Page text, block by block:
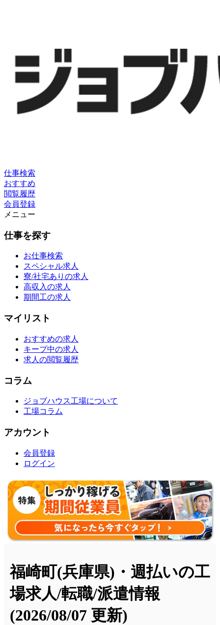
仕事検索
おすすめ
閲覧履歴
会員登録
メニュー
仕事を探す
お仕事検索
スペシャル求人
寮/社宅ありの求人
高収入の求人
期間工の求人
マイリスト
おすすめの求人
キープ中の求人
求人の閲覧履歴
コラム
ジョブハウス工場について
工場コラム
アカウント
会員登録
ログイン
福崎町(兵庫県)・週払いの工
場求人/転職/派遣情報
(2026/08/07 更新)